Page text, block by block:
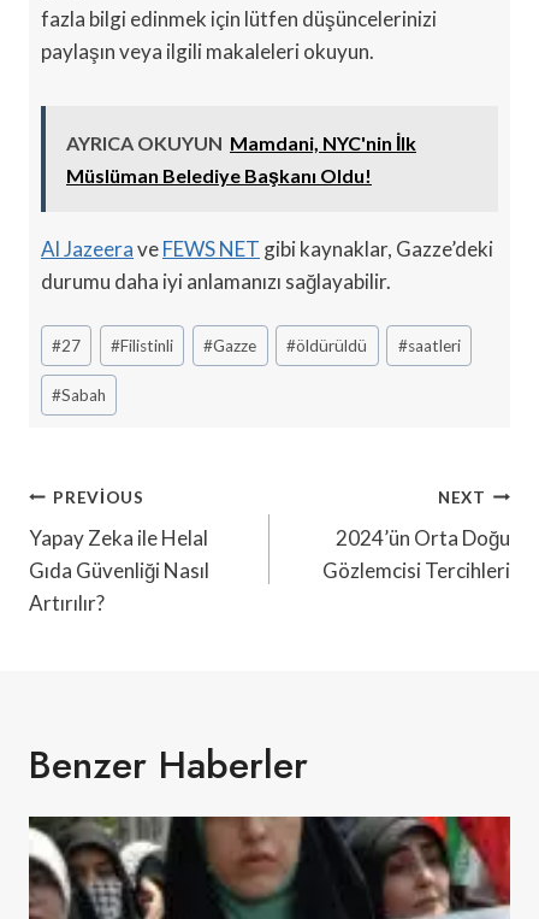
fazla bilgi edinmek için lütfen düşüncelerinizi
paylaşın veya ilgili makaleleri okuyun.
AYRICA OKUYUN Mamdani, NYC'nin İlk
Müslüman Belediye Başkanı Oldu!
Al JazeeraveFEWS NET gibi kaynaklar, Gazze’deki
durumu daha iyi anlamanızı sağlayabilir.
Post
Tags:
#27 #Filistinli #Gazze #öldürüldü #saatleri
#Sabah
Yazı
Gezinmesi
PREVIOUS
Yapay Zeka ile Helal
Gıda Güvenliği Nasıl
Artırılır?
NEXT
2024’ün Orta Doğu
Gözlemcisi Tercihleri
Benzer Haberler